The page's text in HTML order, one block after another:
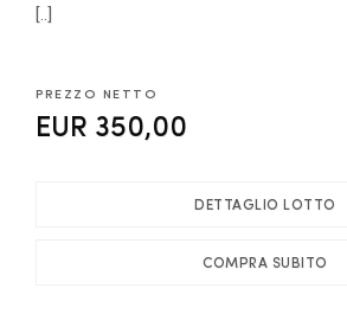
PREZZO NETTO
EUR 350,00
DETTAGLIO LOTTO
COMPRA SUBITO